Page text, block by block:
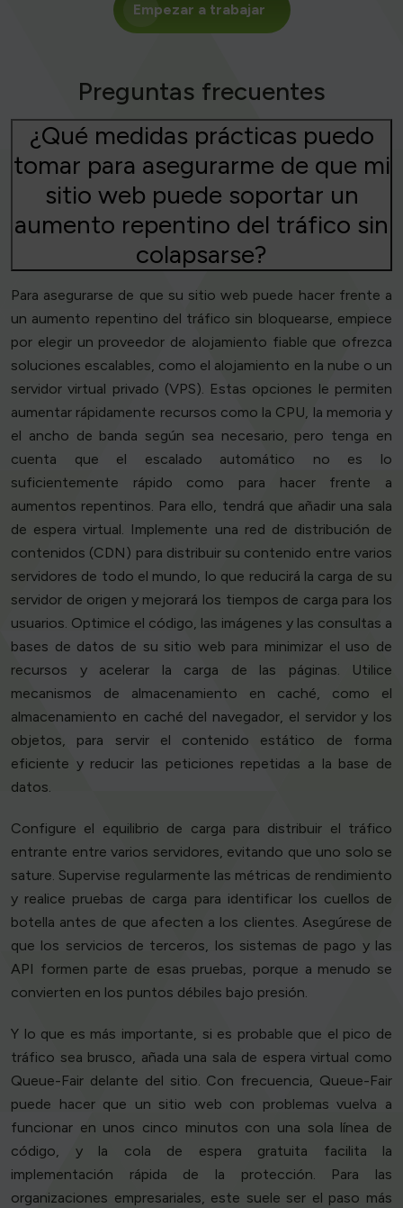
Empezar a trabajar
Preguntas frecuentes
¿Qué medidas prácticas puedo
tomar para asegurarme de que mi
sitio web puede soportar un
aumento repentino del tráfico sin
colapsarse?
Para asegurarse de que su sitio web puede hacer frente a
un aumento repentino del tráfico sin bloquearse, empiece
por elegir un proveedor de alojamiento fiable que ofrezca
soluciones escalables, como el alojamiento en la nube o un
servidor virtual privado (VPS). Estas opciones le permiten
aumentar rápidamente recursos como la CPU, la memoria y
el ancho de banda según sea necesario, pero tenga en
cuenta que el escalado automático no es lo
suficientemente rápido como para hacer frente a
aumentos repentinos. Para ello, tendrá que añadir una sala
de espera virtual. Implemente una red de distribución de
contenidos (CDN) para distribuir su contenido entre varios
servidores de todo el mundo, lo que reducirá la carga de su
servidor de origen y mejorará los tiempos de carga para los
usuarios. Optimice el código, las imágenes y las consultas a
bases de datos de su sitio web para minimizar el uso de
recursos y acelerar la carga de las páginas. Utilice
mecanismos de almacenamiento en caché, como el
almacenamiento en caché del navegador, el servidor y los
objetos, para servir el contenido estático de forma
eficiente y reducir las peticiones repetidas a la base de
datos.
Configure el equilibrio de carga para distribuir el tráfico
entrante entre varios servidores, evitando que uno solo se
sature. Supervise regularmente las métricas de rendimiento
y realice pruebas de carga para identificar los cuellos de
botella antes de que afecten a los clientes. Asegúrese de
que los servicios de terceros, los sistemas de pago y las
API formen parte de esas pruebas, porque a menudo se
convierten en los puntos débiles bajo presión.
Y lo que es más importante, si es probable que el pico de
tráfico sea brusco, añada una sala de espera virtual como
Queue-Fair delante del sitio. Con frecuencia, Queue-Fair
puede hacer que un sitio web con problemas vuelva a
funcionar en unos cinco minutos con una sola línea de
código, y la cola de espera gratuita facilita la
implementación rápida de la protección. Para las
organizaciones empresariales, este suele ser el paso más